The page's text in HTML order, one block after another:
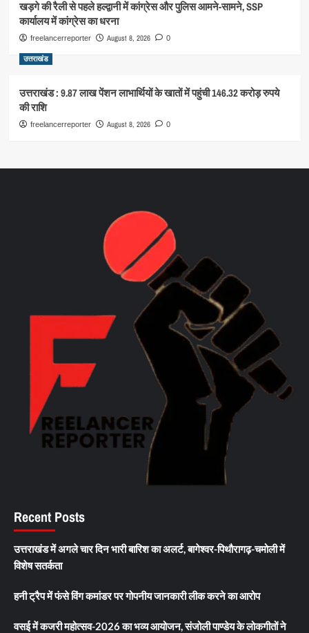
खड़गे की रैली से पहले हल्द्वानी में कांग्रेस और पुलिस आमने-सामने, SSP
कार्यालय में कांग्रेस का धरना
freelancerreporter August 8, 2026 0
उत्तराखंड
उत्तराखंड : 9.87 लाख पेंशन लाभार्थियों के खातों में पहुंची 146.32 करोड़ रुपये
की राशि
freelancerreporter August 8, 2026 0
Recent Posts
उत्तराखंड में अगले चार दिन भारी बारिश का अलर्ट, बागेश्वर-पिथौरागढ़-चमोली में
विशेष सतर्कता
हनी ट्रैप में फंसे विंग कमांडर पर गोपनीय जानकारी लीक करने का आरोप
वसई में कजरी महोत्सव-2026 का भव्य आयोजन, संजोली पाण्डेय के लोकगीतों ने